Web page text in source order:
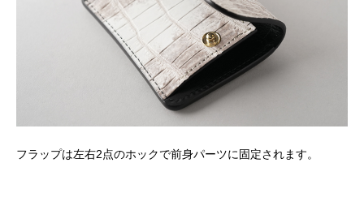
フラップは左右2点のホックで前身パーツに固定されます。